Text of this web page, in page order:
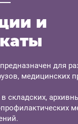
и
для
медицинских
складских,